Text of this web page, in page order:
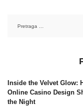
Inside the Velvet Glow:
Online Casino Design
the Night